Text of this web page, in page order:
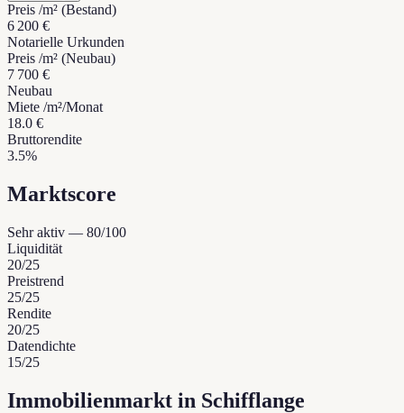
Preis /m² (Bestand)
6 200 €
Notarielle Urkunden
Preis /m² (Neubau)
7 700 €
Neubau
Miete /m²/Monat
18.0 €
Bruttorendite
3.5%
Marktscore
Sehr aktiv — 80/100
Liquidität
20/25
Preistrend
25/25
Rendite
20/25
Datendichte
15/25
Immobilienmarkt in Schifflange